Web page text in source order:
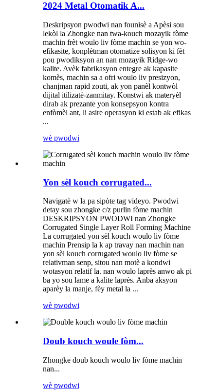
2024 Metal Otomatik A...
Deskripsyon pwodwi nan founisè a Apèsi sou
lekòl la Zhongke nan twa-kouch mozayik fòme
machin frèt woulo liv fòme machin se yon wo-
efikasite, konplètman otomatize solisyon ki fèt
pou pwodiksyon an nan mozayik Ridge-wo
kalite. Avèk fabrikasyon entegre ak kapasite
komès, machin sa a ofri woulo liv presizyon,
chanjman rapid zouti, ak yon panèl kontwòl
dijital itilizatè-zanmitay. Konstwi ak materyèl
dirab ak prezante yon konsepsyon kontra
enfòmèl ant, li asire operasyon ki estab ak efikas
...
wè pwodwi
Yon sèl kouch corrugated...
Navigatè w la pa sipòte tag videyo. Pwodwi
detay sou zhongke c/z purlin fòme machin
DESKRIPSYON PWODWI nan Zhongke
Corrugated Single Layer Roll Forming Machine
La corrugated yon sèl kouch woulo liv fòme
machin Prensip la k ap travay nan machin nan
yon sèl kouch corrugated woulo liv fòme se
relativman senp, sitou nan motè a kondwi
wotasyon relatif la. nan woulo laprès anwo ak pi
ba yo sou lame a kalite laprès. Anba aksyon
aparèy la manje, fèy metal la ...
wè pwodwi
Doub kouch woule fòm...
Zhongke doub kouch woulo liv fòme machin
nan...
wè pwodwi